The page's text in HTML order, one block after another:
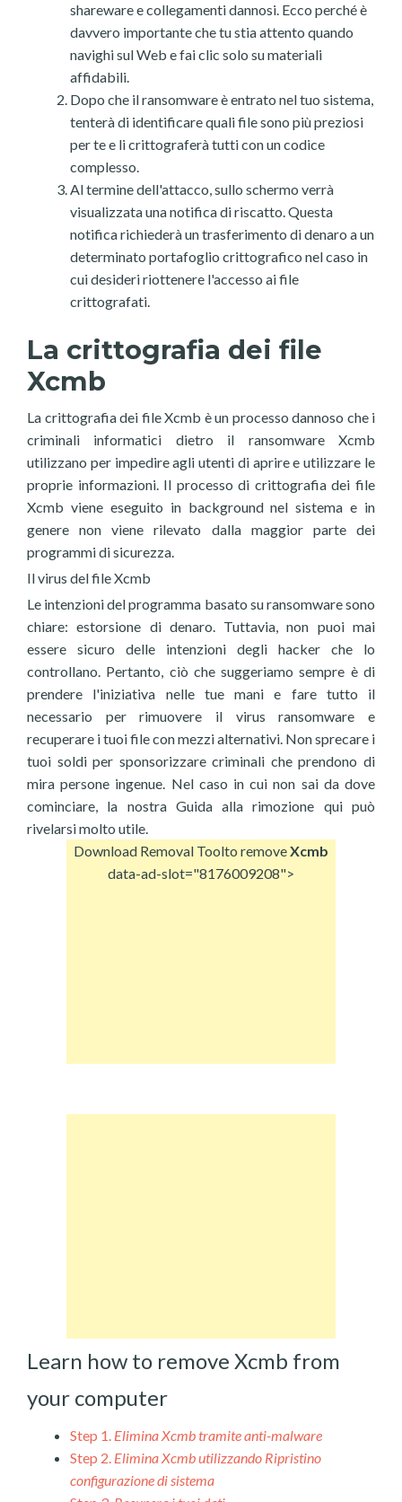
shareware e collegamenti dannosi. Ecco perché è
davvero importante che tu stia attento quando
navighi sul Web e fai clic solo su materiali
affidabili.
Dopo che il ransomware è entrato nel tuo sistema,
tenterà di identificare quali file sono più preziosi
per te e li crittograferà tutti con un codice
complesso.
Al termine dell'attacco, sullo schermo verrà
visualizzata una notifica di riscatto. Questa
notifica richiederà un trasferimento di denaro a un
determinato portafoglio crittografico nel caso in
cui desideri riottenere l'accesso ai file
crittografati.
La crittografia dei file
Xcmb
La crittografia dei file Xcmb è un processo dannoso che i
criminali informatici dietro il ransomware Xcmb
utilizzano per impedire agli utenti di aprire e utilizzare le
proprie informazioni. Il processo di crittografia dei file
Xcmb viene eseguito in background nel sistema e in
genere non viene rilevato dalla maggior parte dei
programmi di sicurezza.
Il virus del file Xcmb
Le intenzioni del programma basato su ransomware sono
chiare: estorsione di denaro. Tuttavia, non puoi mai
essere sicuro delle intenzioni degli hacker che lo
controllano. Pertanto, ciò che suggeriamo sempre è di
prendere l'iniziativa nelle tue mani e fare tutto il
necessario per rimuovere il virus ransomware e
recuperare i tuoi file con mezzi alternativi. Non sprecare i
tuoi soldi per sponsorizzare criminali che prendono di
mira persone ingenue. Nel caso in cui non sai da dove
cominciare, la nostra Guida alla rimozione qui può
rivelarsi molto utile.
Download Removal Toolto removeXcmb
data-ad-slot="8176009208">
Learn how to remove Xcmb from
your computer
Step 1. Elimina Xcmb tramite anti-malware
Step 2. Elimina Xcmb utilizzando Ripristino
configurazione di sistema